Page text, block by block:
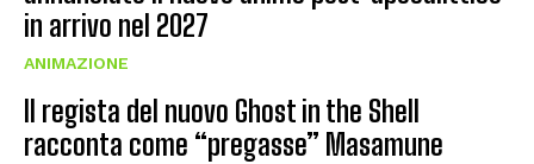
in arrivo nel 2027
ANIMAZIONE
Il regista del nuovo Ghost in the Shell
racconta come “pregasse” Masamune